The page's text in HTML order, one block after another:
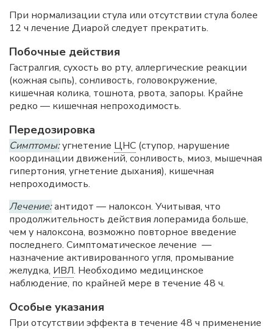
При нормализации стула или отсутствии стула более
12 ч лечение Диарой следует прекратить.
Побочные действия
Гастралгия, сухость во рту, аллергические реакции
(кожная сыпь), сонливость, головокружение,
кишечная колика, тошнота, рвота, запоры. Крайне
редко — кишечная непроходимость.
Передозировка
Симптомы:угнетение ЦНС (ступор, нарушение
координации движений, сонливость, миоз, мышечная
гипертония, угнетение дыхания), кишечная
непроходимость.
Лечение:антидот — налоксон. Учитывая, что
продолжительность действия лоперамида больше,
чем у налоксона, возможно повторное введение
последнего. Симптоматическое лечение —
назначение активированного угля, промывание
желудка, ИВЛ. Необходимо медицинское
наблюдение, по крайней мере в течение 48 ч.
Особые указания
При отсутствии эффекта в течение 48 ч применение